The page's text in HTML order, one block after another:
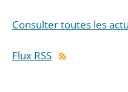
Consulter toutes les
Flux RSS